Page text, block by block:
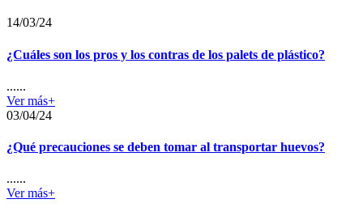
14/03/24
¿Cuáles son los pros y los contras de los palets de plástico?
......
Ver más+
03/04/24
¿Qué precauciones se deben tomar al transportar huevos?
......
Ver más+